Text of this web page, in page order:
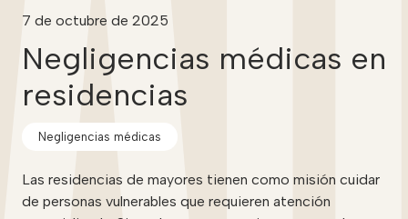
7 de octubre de 2025
Negligencias médicas en
residencias
Negligencias médicas
Las residencias de mayores tienen como misión cuidar
de personas vulnerables que requieren atención